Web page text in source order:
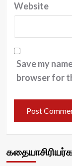
Website
Save my
browser for